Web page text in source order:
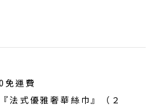
運費
法式優雅奢華絲巾』（２